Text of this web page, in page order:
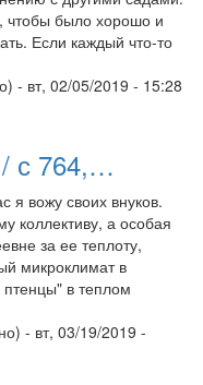
чтобы было хорошо и
Если каждый что-то
- вт, 02/05/2019 - 15:28
с 764,…
я вожу своих внуков.
коллективу, а особая
за ее теплоту,
микроклимат в
птенцы" в теплом
- вт, 03/19/2019 -